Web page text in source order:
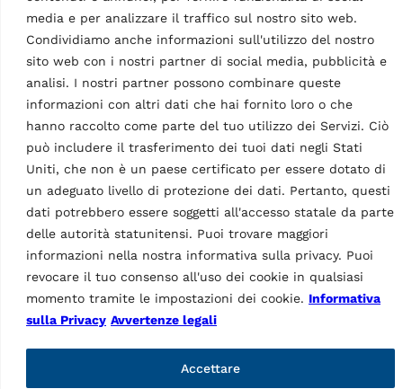
media e per analizzare il traffico sul nostro sito web.
Condividiamo anche informazioni sull'utilizzo del nostro
sito web con i nostri partner di social media, pubblicità e
analisi. I nostri partner possono combinare queste
informazioni con altri dati che hai fornito loro o che
hanno raccolto come parte del tuo utilizzo dei Servizi. Ciò
può includere il trasferimento dei tuoi dati negli Stati
Uniti, che non è un paese certificato per essere dotato di
un adeguato livello di protezione dei dati. Pertanto, questi
dati potrebbero essere soggetti all'accesso statale da parte
delle autorità statunitensi. Puoi trovare maggiori
informazioni nella nostra informativa sulla privacy. Puoi
revocare il tuo consenso all'uso dei cookie in qualsiasi
momento tramite le impostazioni dei cookie. Informativa
sulla Privacy Avvertenze legali
Accettare
Facebook InstagramLinkedIn YouTube
Vehicle Service Group Italy S.r.l., Via Filippo Brunelleschi 9,
44020 Ostellato (FE), Italy
📞 +39.051.6781511, 📠 +39.051.846349, ✉ rav@ravaglioli.com